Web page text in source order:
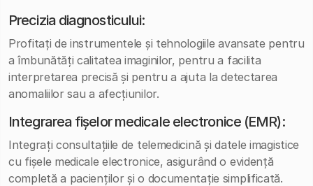
Precizia diagnosticului:
Profitați de instrumentele și tehnologiile avansate pentru
a îmbunătăți calitatea imaginilor, pentru a facilita
interpretarea precisă și pentru a ajuta la detectarea
anomaliilor sau a afecțiunilor.
Integrarea fișelor medicale electronice (EMR):
Integrați consultațiile de telemedicină și datele imagistice
cu fișele medicale electronice, asigurând o evidență
completă a pacienților și o documentație simplificată.